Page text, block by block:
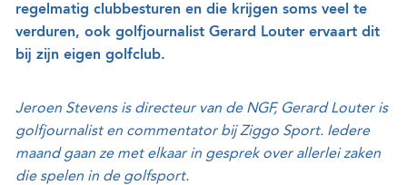
regelmatig clubbesturen en die krijgen soms veel te
verduren, ook golfjournalist Gerard Louter ervaart dit
bij zijn eigen golfclub.
Jeroen Stevens is directeur van de NGF, Gerard Louter is
golfjournalist en commentator bij Ziggo Sport. Iedere
maand gaan ze met elkaar in gesprek over allerlei zaken
die spelen in de golfsport.